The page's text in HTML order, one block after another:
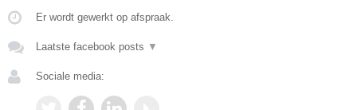
Er wordt gewerkt op afspraak.
Laatste facebook posts ▼
Sociale media: